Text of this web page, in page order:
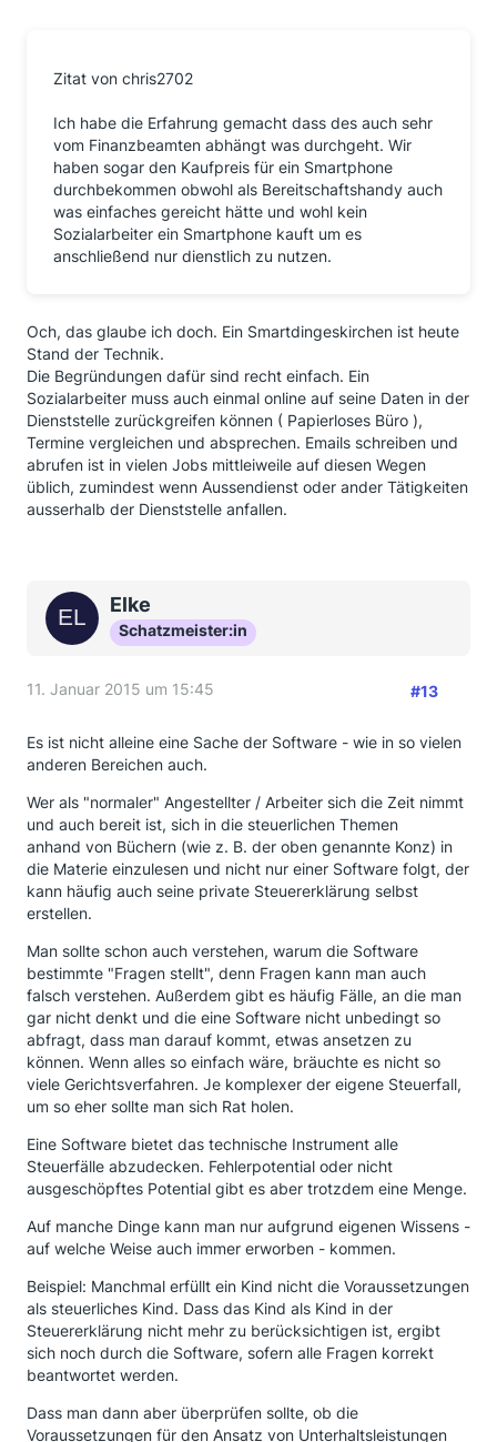
Zitat von chris2702
Ich habe die Erfahrung gemacht dass des auch sehr
vom Finanzbeamten abhängt was durchgeht. Wir
haben sogar den Kaufpreis für ein Smartphone
durchbekommen obwohl als Bereitschaftshandy auch
was einfaches gereicht hätte und wohl kein
Sozialarbeiter ein Smartphone kauft um es
anschließend nur dienstlich zu nutzen.
Och, das glaube ich doch. Ein Smartdingeskirchen ist heute
Stand der Technik.
Die Begründungen dafür sind recht einfach. Ein
Sozialarbeiter muss auch einmal online auf seine Daten in der
Dienststelle zurückgreifen können ( Papierloses Büro ),
Termine vergleichen und absprechen. Emails schreiben und
abrufen ist in vielen Jobs mittleiweile auf diesen Wegen
üblich, zumindest wenn Aussendienst oder ander Tätigkeiten
ausserhalb der Dienststelle anfallen.
Elke
Schatzmeister:in
11. Januar 2015 um 15:45 #13
Es ist nicht alleine eine Sache der Software - wie in so vielen
anderen Bereichen auch.
Wer als "normaler" Angestellter / Arbeiter sich die Zeit nimmt
und auch bereit ist, sich in die steuerlichen Themen
anhand von Büchern (wie z. B. der oben genannte Konz) in
die Materie einzulesen und nicht nur einer Software folgt, der
kann häufig auch seine private Steuererklärung selbst
erstellen.
Man sollte schon auch verstehen, warum die Software
bestimmte "Fragen stellt", denn Fragen kann man auch
falsch verstehen. Außerdem gibt es häufig Fälle, an die man
gar nicht denkt und die eine Software nicht unbedingt so
abfragt, dass man darauf kommt, etwas ansetzen zu
können. Wenn alles so einfach wäre, bräuchte es nicht so
viele Gerichtsverfahren. Je komplexer der eigene Steuerfall,
um so eher sollte man sich Rat holen.
Eine Software bietet das technische Instrument alle
Steuerfälle abzudecken. Fehlerpotential oder nicht
ausgeschöpftes Potential gibt es aber trotzdem eine Menge.
Auf manche Dinge kann man nur aufgrund eigenen Wissens -
auf welche Weise auch immer erworben - kommen.
Beispiel: Manchmal erfüllt ein Kind nicht die Voraussetzungen
als steuerliches Kind. Dass das Kind als Kind in der
Steuererklärung nicht mehr zu berücksichtigen ist, ergibt
sich noch durch die Software, sofern alle Fragen korrekt
beantwortet werden.
Dass man dann aber überprüfen sollte, ob die
Voraussetzungen für den Ansatz von Unterhaltsleistungen